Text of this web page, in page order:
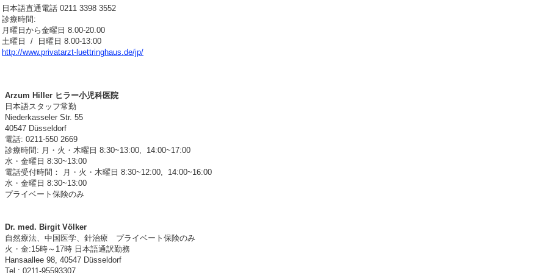
日本語直通電話 0211 3398 3552
診療時間:
月曜日から金曜日 8.00-20.00
土曜日 / 日曜日 8.00-13:00
http://www.privatarzt-luettringhaus.de/jp/
Arzum Hiller ヒラー小児科医院
日本語スタッフ常勤
Niederkasseler Str. 55
40547 Düsseldorf
電話: 0211-550 2669
診療時間: 月・火・木曜日 8:30~13:00, 14:00~17:00
水・金曜日 8:30~13:00
電話受付時間： 月・火・木曜日 8:30~12:00, 14:00~16:00
水・金曜日 8:30~13:00
プライベート保険のみ
Dr. med. Birgit Völker
自然療法、中国医学、針治療 プライベート保険のみ
火・金:15時～17時 日本語通訳勤務
Hansaallee 98, 40547 Düsseldorf
Tel.: 0211-95593307